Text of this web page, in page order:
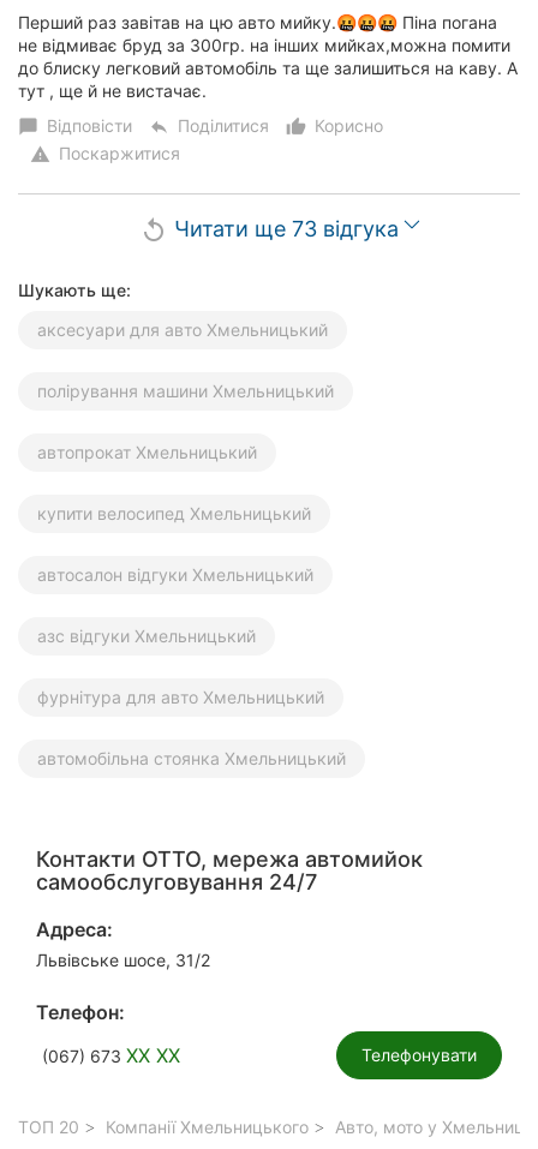
Перший раз завітав на цю авто мийку.🤬🤬🤬 Піна погана
не відмиває бруд за 300гр. на інших мийках,можна помити
до блиску легковий автомобіль та ще залишиться на каву. А
тут , ще й не вистачає.
chat_bubble Відповісти reply Поділитися thumb_up_alt
Корисно
warning Поскаржитися
replay Читати ще 73 відгука
Шукають ще:
аксесуари для авто Хмельницький
полірування машини Хмельницький
автопрокат Хмельницький
купити велосипед Хмельницький
автосалон відгуки Хмельницький
азс відгуки Хмельницький
фурнітура для авто Хмельницький
автомобільна стоянка Хмельницький
Контакти ОТТО, мережа автомийок
самообслуговування 24/7
Адреса:
Львівське шосе, 31/2
Телефон:
(067) 673 XX XX Телефонувати
ТОП 20 Компанії Хмельницького Авто, мото у